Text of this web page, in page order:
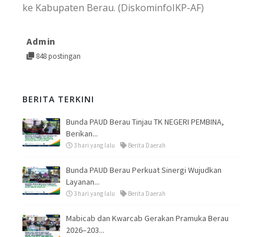
ke Kabupaten Berau. (DiskominfoIKP-AF)
Admin
848 postingan
BERITA TERKINI
Bunda PAUD Berau Tinjau TK NEGERI PEMBINA,
Berikan...
3 hari yang lalu Berita Daerah
Bunda PAUD Berau Perkuat Sinergi Wujudkan
Layanan...
3 hari yang lalu Berita Daerah
Mabicab dan Kwarcab Gerakan Pramuka Berau
2026–203...